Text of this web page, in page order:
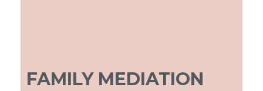
FAMILY MEDIATION